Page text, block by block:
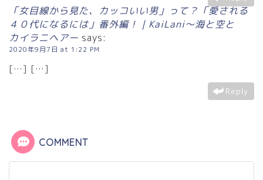
「女目線から見た、カッコいい男」って？「愛される
４０代になるには」番外編！｜KaiLani〜海と空と
カイラニヘアー says:
2020年9月7日 at 1:22 PM
[…] […]
Reply
COMMENT